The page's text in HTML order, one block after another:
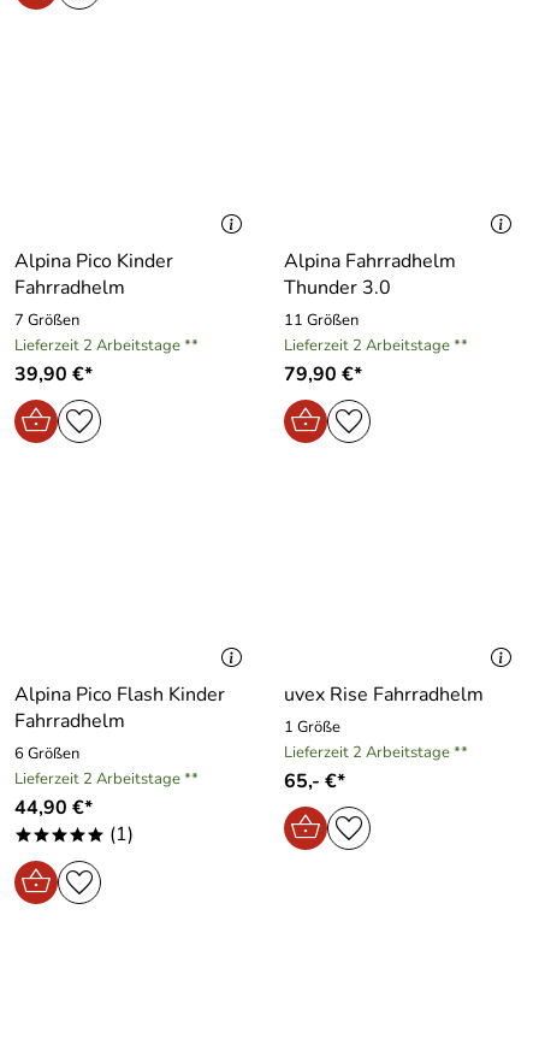
Alpina Pico Kinder
Fahrradhelm
7 Größen
Lieferzeit 2 Arbeitstage **
39,90 €*
Alpina Fahrradhelm
Thunder 3.0
11 Größen
Lieferzeit 2 Arbeitstage **
79,90 €*
Alpina Pico Flash Kinder
Fahrradhelm
6 Größen
Lieferzeit 2 Arbeitstage **
44,90 €*
***** (1)
uvex Rise Fahrradhelm
1 Größe
Lieferzeit 2 Arbeitstage **
65,- €*